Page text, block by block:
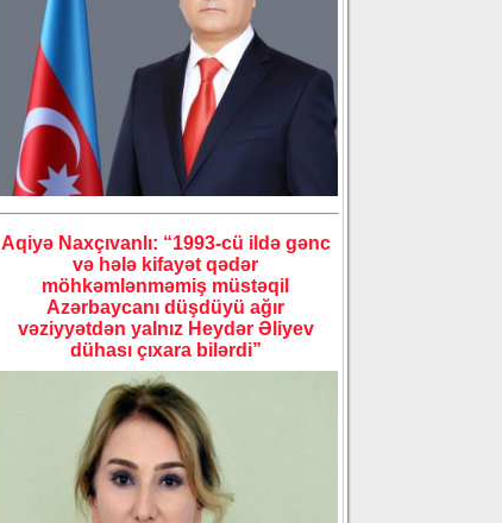
Aqiyə Naxçıvanlı: “1993-cü ildə gənc
və hələ kifayət qədər
möhkəmlənməmiş müstəqil
Azərbaycanı düşdüyü ağır
vəziyyətdən yalnız Heydər Əliyev
dühası çıxara bilərdi”